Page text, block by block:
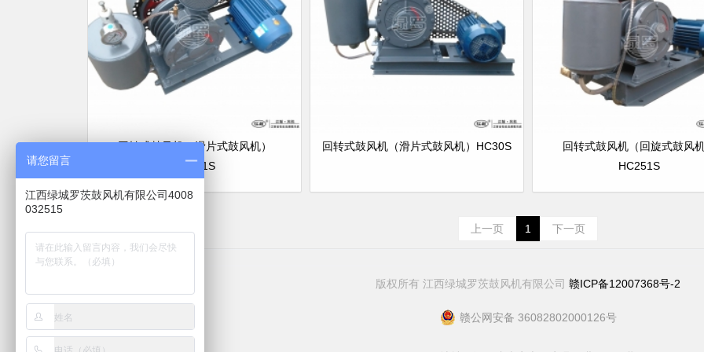
回转式鼓风机（滑片式鼓风机）
HC301S
回转式鼓风机（滑片式鼓风机）HC30S
回转式鼓风机（回旋式鼓风
HC251S
上一页 1 下一页
版权所有 江西绿城罗茨鼓风机有限公司 赣ICP备12007368号-2
赣公网安备 36082802000126号
请您留言
江西绿城罗茨鼓风机有限公司4008
032515